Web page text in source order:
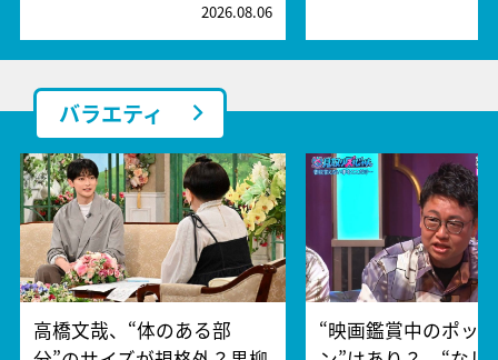
2026.08.06
バラエティ
高橋文哉、“体のある部
“映画鑑賞中のポッ